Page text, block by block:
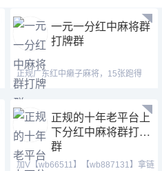
一元一分红中麻将群
打牌群
正规广东红中癞子麻将，15张跑得
快，一元一分群，24小时不
正规的十年老平台上
下分红中麻将群打牌
群
加V【wb66511】【wb887131】拿链